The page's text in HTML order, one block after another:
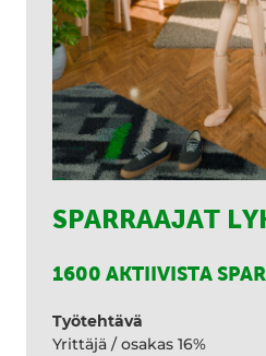
SPARRAAJAT
1600 AKTIIVISTA
Työtehtävä
Yrittäjä / osakas 16%